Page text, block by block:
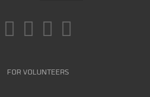
FOR VOLUNTEERS